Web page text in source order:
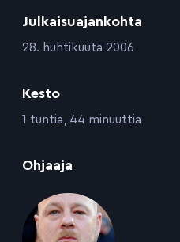
Julkaisuajankohta
:28. huhtikuuta 2006
Kesto
:1 tuntia, 44 minuuttia
Ohjaaja